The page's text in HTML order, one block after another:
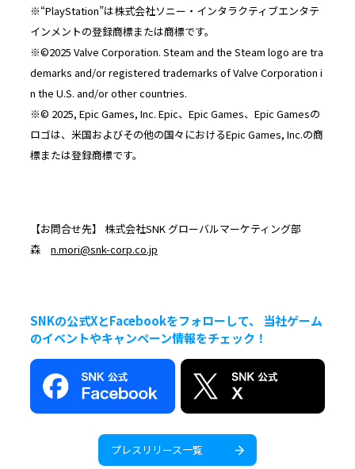
※“PlayStation”は株式会社ソニー・インタラクティブエンタテ
インメントの登録商標または商標です。
※©2025 Valve Corporation. Steam and the Steam logo are tra
demarks and/or registered trademarks of Valve Corporation i
n the U.S. and/or other countries.
※© 2025, Epic Games, Inc. Epic、Epic Games、Epic Gamesの
ロゴは、米国およびその他の国々におけるEpic Games, Inc.の商
標または登録商標です。
【お問合せ先】 株式会社SNK グローバルマーケティング部
森 n.mori@snk-corp.co.jp
SNKの公式XとFacebookをフォローして、 当社ゲーム
のイベントやキャンペーン情報をチェック！
プレスリリース一覧